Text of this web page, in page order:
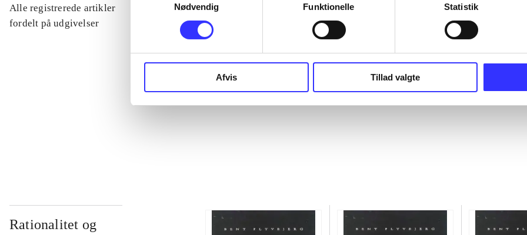
Nødvendig
Funktionelle Statistik
Afvis Tillad valgte
Alle registrerede artikler
fordelt på udgivelser
...
Rationalitet og